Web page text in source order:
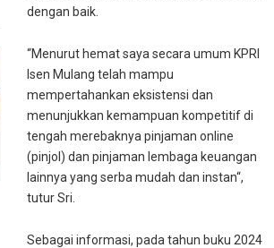
dengan baik.
“Menurut hemat saya secara umum KPRI
Isen Mulang telah mampu
mempertahankan eksistensi dan
menunjukkan kemampuan kompetitif di
tengah merebaknya pinjaman online
(pinjol) dan pinjaman lembaga keuangan
lainnya yang serba mudah dan instan“,
tutur Sri.
Sebagai informasi, pada tahun buku 2024